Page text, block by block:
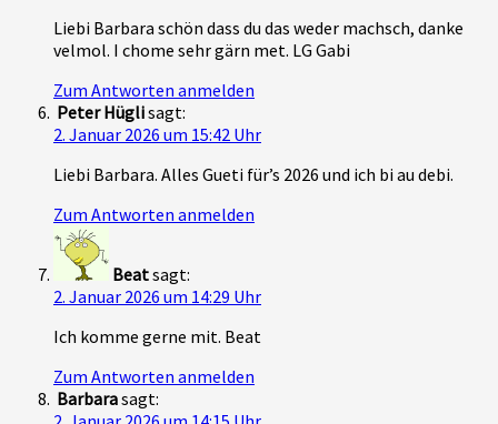
Liebi Barbara schön dass du das weder machsch, danke
velmol. I chome sehr gärn met. LG Gabi
Zum Antworten anmelden
Peter Hüglisagt:
2. Januar 2026 um 15:42 Uhr
Liebi Barbara. Alles Gueti für’s 2026 und ich bi au debi.
Zum Antworten anmelden
Beatsagt:
2. Januar 2026 um 14:29 Uhr
Ich komme gerne mit. Beat
Zum Antworten anmelden
Barbarasagt: